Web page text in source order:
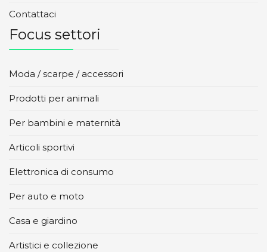
Contattaci
Focus settori
Moda / scarpe / accessori
Prodotti per animali
Per bambini e maternità
Articoli sportivi
Elettronica di consumo
Per auto e moto
Casa e giardino
Artistici e collezione